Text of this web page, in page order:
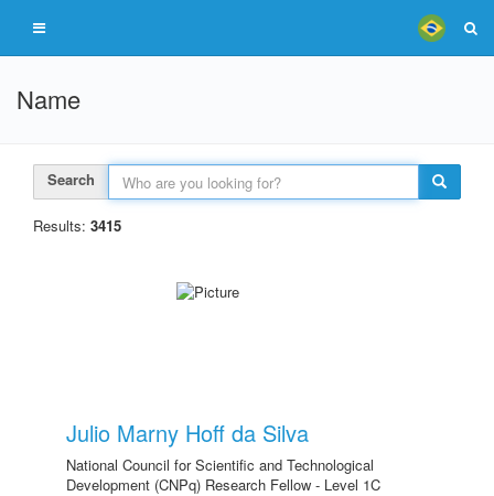
Name
Search
Results: 3415
Julio Marny Hoff da Silva
National Council for Scientific and Technological
Development (CNPq) Research Fellow - Level 1C